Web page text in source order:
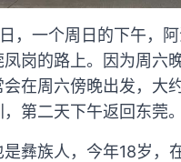
，一个周日的下午，
凤岗的路上。因为周六
在周六傍晚出发，大
第二天下午返回东莞。
是彝族人，今年18岁，